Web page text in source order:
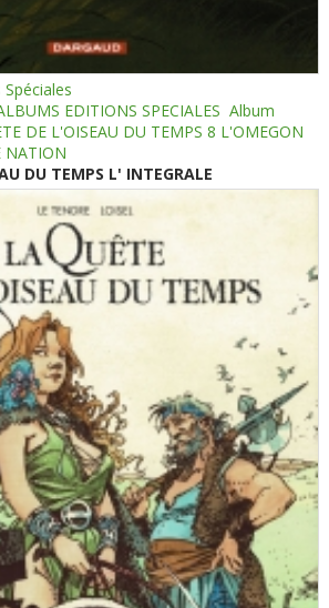
EDITIONS SPECIALES Album
DE L'OISEAU DU TEMPS 8 L'OMEGON
NATION
DU TEMPS L' INTEGRALE